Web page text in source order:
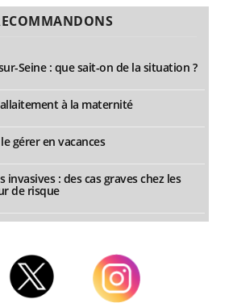
Seine : que sait-on de la situation ?
à la maternité
gérer en vacances
: des cas graves chez les
de risque